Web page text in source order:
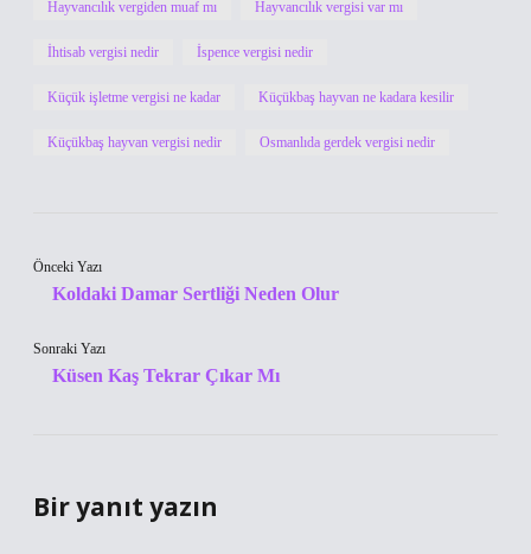
Hayvancılık vergiden muaf mı Hayvancılık vergisi var mı
İhtisab vergisi nedir İspence vergisi nedir
Küçük işletme vergisi ne kadar Küçükbaş hayvan ne kadara kesilir
Küçükbaş hayvan vergisi nedir Osmanlıda gerdek vergisi nedir
Önceki Yazı
Koldaki Damar Sertliği Neden Olur
Sonraki Yazı
Küsen Kaş Tekrar Çıkar Mı
Bir yanıt yazın